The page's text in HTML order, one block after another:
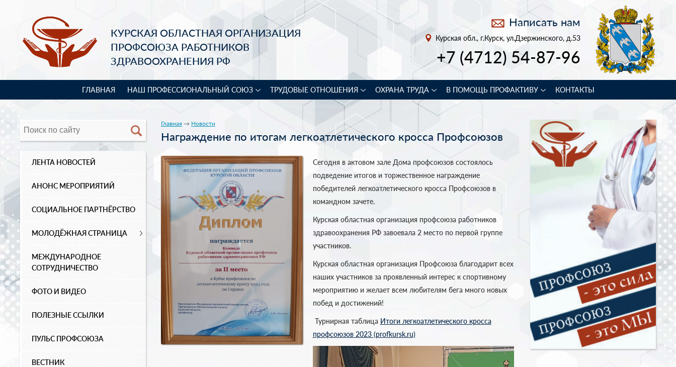
КУРСКАЯ ОБЛАСТНАЯ ОРГАНИЗАЦИЯ
ПРОФСОЮЗА РАБОТНИКОВ
ЗДРАВООХРАНЕНИЯ РФ
Написать нам
Курская обл., г.Курск, ул.Дзержинского, д.53
+7 (4712) 54-87-96
ГЛАВНАЯ НАШ ПРОФЕССИОНАЛЬНЫЙ СОЮЗ ТРУДОВЫЕ ОТНОШЕНИЯ ОХРАНА ТРУДА В ПОМОЩЬ ПРОФАКТИВУ КОНТАКТЫ
ЛЕНТА НОВОСТЕЙ
АНОНС МЕРОПРИЯТИЙ
СОЦИАЛЬНОЕ ПАРТНЁРСТВО
МОЛОДЁЖНАЯ СТРАНИЦА
МЕЖДУНАРОДНОЕ
СОТРУДНИЧЕСТВО
ФОТО И ВИДЕО
ПОЛЕЗНЫЕ ССЫЛКИ
ПУЛЬС ПРОФСОЮЗА
ВЕСТНИК
Главная → Новости
Награждение по итогам легкоатлетического кросса Профсоюзов
Сегодня в актовом зале Дома профсоюзов состоялось
подведение итогов и торжественное награждение
победителей легкоатлетического кросса Профсоюзов в
командном зачете.
Курская областная организация профсоюза работников
здравоохранения РФ завоевала 2 место по первой группе
участников.
Курская областная организация Профсоюза благодарит всех
наших участников за проявленный интерес к спортивному
мероприятию и желает всем любителям бега много новых
побед и достижений!
Турнирная таблица Итоги легкоатлетического кросса
профсоюзов 2023 (profkursk.ru)